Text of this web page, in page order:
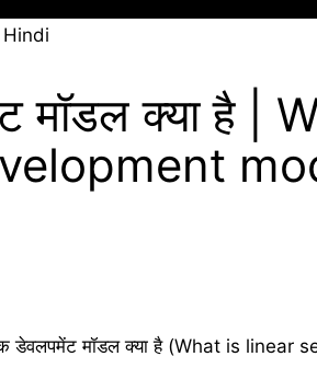
मॉडल क्या है |
डेवलपमेंट मॉडल क्या है (What is